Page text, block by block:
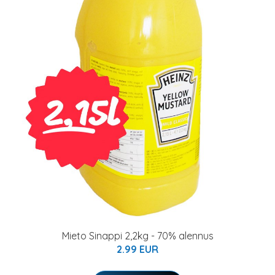
Mieto Sinappi 2,2kg - 70% alennus
2.99 EUR